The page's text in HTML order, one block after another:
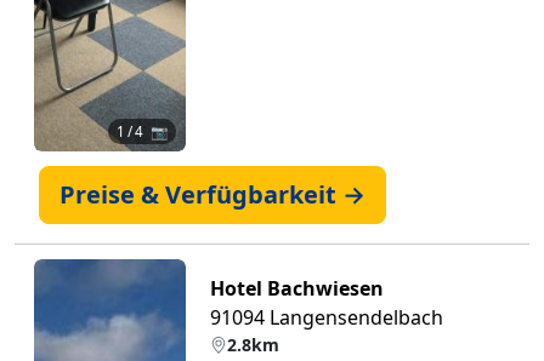
1 / 4 📷
Preise & Verfügbarkeit →
Hotel Bachwiesen
91094 Langensendelbach
2.8km